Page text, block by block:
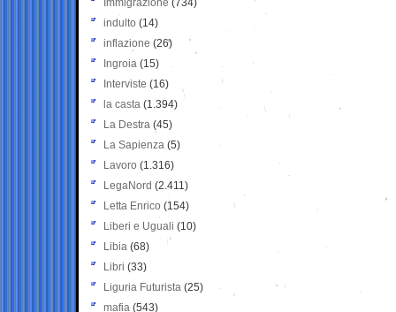
Immigrazione (734)
indulto (14)
inflazione (26)
Ingroia (15)
Interviste (16)
la casta (1.394)
La Destra (45)
La Sapienza (5)
Lavoro (1.316)
LegaNord (2.411)
Letta Enrico (154)
Liberi e Uguali (10)
Libia (68)
Libri (33)
Liguria Futurista (25)
mafia (543)